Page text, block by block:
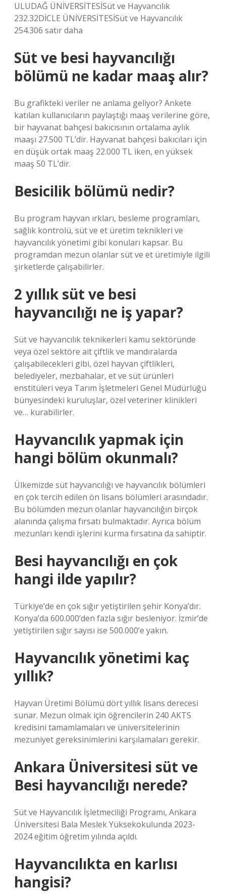
ULUDAĞ ÜNİVERSİTESİSüt ve Hayvancılık
232.32DİCLE ÜNİVERSİTESİSüt ve Hayvancılık
254.306 satır daha
Süt ve besi hayvancılığı
bölümü ne kadar maaş alır?
Bu grafikteki veriler ne anlama geliyor? Ankete
katılan kullanıcıların paylaştığı maaş verilerine göre,
bir hayvanat bahçesi bakıcısının ortalama aylık
maaşı 27.500 TL’dir. Hayvanat bahçesi bakıcıları için
en düşük ortak maaş 22.000 TL iken, en yüksek
maaş 50 TL’dir.
Besicilik bölümü nedir?
Bu program hayvan ırkları, besleme programları,
sağlık kontrolü, süt ve et üretim teknikleri ve
hayvancılık yönetimi gibi konuları kapsar. Bu
programdan mezun olanlar süt ve et üretimiyle ilgili
şirketlerde çalışabilirler.
2 yıllık süt ve besi
hayvancılığı ne iş yapar?
Süt ve hayvancılık teknikerleri kamu sektöründe
veya özel sektöre ait çiftlik ve mandıralarda
çalışabilecekleri gibi, özel hayvan çiftlikleri,
belediyeler, mezbahalar, et ve süt ürünleri
enstitüleri veya Tarım İşletmeleri Genel Müdürlüğü
bünyesindeki kuruluşlar, özel veteriner klinikleri
ve… kurabilirler.
Hayvancılık yapmak için
hangi bölüm okunmalı?
Ülkemizde süt hayvancılığı ve hayvancılık bölümleri
en çok tercih edilen ön lisans bölümleri arasındadır.
Bu bölümden mezun olanlar hayvancılığın birçok
alanında çalışma fırsatı bulmaktadır. Ayrıca bölüm
mezunları kendi işlerini kurma fırsatına da sahiptir.
Besi hayvancılığı en çok
hangi ilde yapılır?
Türkiye’de en çok sığır yetiştirilen şehir Konya’dır.
Konya’da 600.000’den fazla sığır besleniyor. İzmir’de
yetiştirilen sığır sayısı ise 500.000’e yakın.
Hayvancılık yönetimi kaç
yıllık?
Hayvan Üretimi Bölümü dört yıllık lisans derecesi
sunar. Mezun olmak için öğrencilerin 240 AKTS
kredisini tamamlamaları ve üniversitelerinin
mezuniyet gereksinimlerini karşılamaları gerekir.
Ankara Üniversitesi süt ve
Besi hayvancılığı nerede?
Süt ve Hayvancılık İşletmeciliği Programı, Ankara
Üniversitesi Bala Meslek Yüksekokulunda 2023-
2024 eğitim öğretim yılında açıldı.
Hayvancılıkta en karlısı
hangisi?